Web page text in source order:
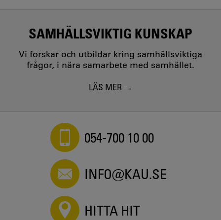
SAMHÄLLSVIKTIG KUNSKAP
Vi forskar och utbildar kring samhällsviktiga
frågor, i nära samarbete med samhället.
LÄS MER
054-700 10 00
INFO@KAU.SE
HITTA HIT